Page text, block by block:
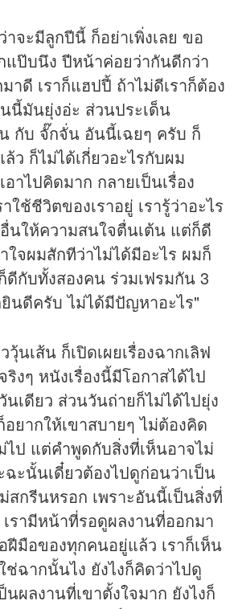
าจะมีลูกปีนี้ ก็อย่าเพิ่งเลย ขอ
แป๊บนึง ปีหน้าค่อยว่ากันดีกว่า
าดี เราก็แฮปปี้ ถ้าไม่ดีเราก็ต้อง
นี้มันยุ่งอ่ะ ส่วนประเด็น
กับ จั๊กจั่น อันนี้เฉยๆ ครับ ก็
ว ก็ไม่ได้เกี่ยวอะไรกับผม
าไปคิดมาก กลายเป็นเรื่อง
ใช้ชีวิตของเราอยู่ เรารู้ว่าอะไร
นให้ความสนใจตื่นเต้น แต่ก็ดี
ใจผมสักทีว่าไม่ได้มีอะไร ผมก็
ดีกับทั้งสองคน ร่วมเฟรมกัน 3
นดีครับ ไม่ได้มีปัญหาอะไร"
นเส้น ก็เปิดเผยเรื่องฉากเลิฟ
งๆ หนังเรื่องนี้มีโอกาสได้ไป
เดียว ส่วนวันถ่ายก็ไม่ได้ไปยุ่ง
อยากให้เขาสบายๆ ไม่ต้องคิด
ไป แต่คำพูดกับสิ่งที่เห็นอาจไม่
ฉะนั้นเดี๋ยวต้องไปดูก่อนว่าเป็น
สกรีนหรอก เพราะอันนี้เป็นสิ่งที่
รามีหน้าที่รอดูผลงานที่ออกมา
ฝีมือของทุกคนอยู่แล้ว เราก็เห็น
ช่ฉากนั้นไง ยังไงก็คิดว่าไปดู
ผลงานที่เขาตั้งใจมาก ยังไงก็